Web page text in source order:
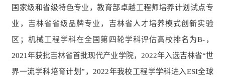
国家级和省级特色专业，教育部卓越工程师培养计划试点专
业，吉林省省级品牌专业，吉林省人才培养模式创新实验
区；机械工程学科在全国第四轮学科评估高校排名为B-，
2021年获批吉林省首批现代产业学院，2022年入选吉林省“世
界一流学科培育计划”，2022年我校工程学学科进入ESI全球